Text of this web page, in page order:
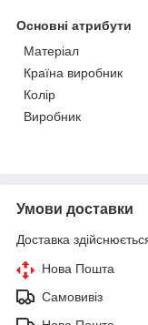
Основні атрибути
Матеріал
Країна виробник
Колір
Виробник
Умови доставки
Доставка
Нова Пошта
Самовивіз